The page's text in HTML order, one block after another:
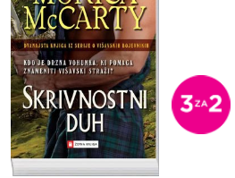
Dodaj v košarico